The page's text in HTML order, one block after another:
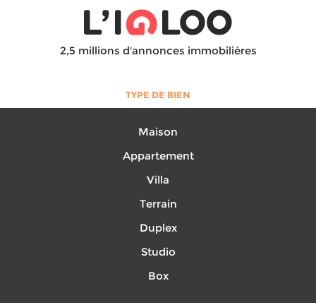
2,5 millions d'annonces immobilières
TYPE DE BIEN
Maison
Appartement
Villa
Terrain
Duplex
Studio
Box